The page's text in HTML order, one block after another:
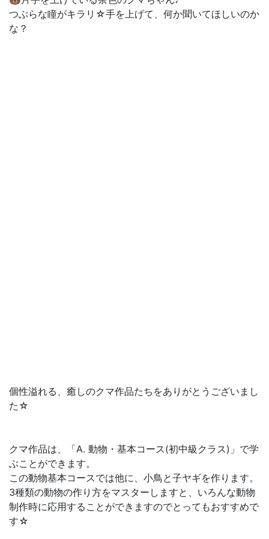
つぶらな瞳がキラリ☆手を上げて、何か聞いてほしいのか
な？
個性溢れる、癒しのクマ作品たちをありがとうございまし
た☆
クマ作品は、「A. 動物・基本コース(初中級クラス)」で学
ぶことができます。
この動物基本コースでは他に、小鳥と子ヤギを作ります。
3種類の動物の作り方をマスターしますと、いろんな動物
制作時に応用することができますのでとってもおすすめで
す☆